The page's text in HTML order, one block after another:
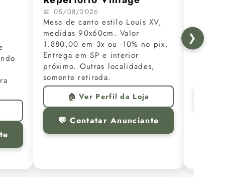
📅 05/08/2026
Mesa de canto estilo Louis XV,
medidas 90x60cm. Valor
1.880,00 em 3x ou -10% no pix.
Entrega em SP e interior
próximo. Outras localidades,
somente retirada.
🏠 Ver Perfil da Loja
💬 Contatar Anunciante
❯